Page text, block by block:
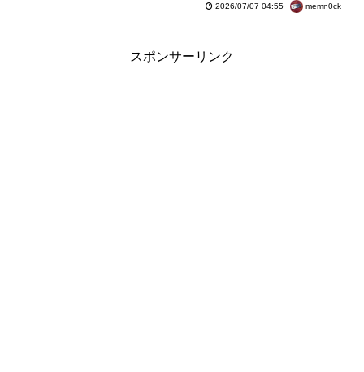
2026/07/07 04:55 memn0ck
スポンサーリンク